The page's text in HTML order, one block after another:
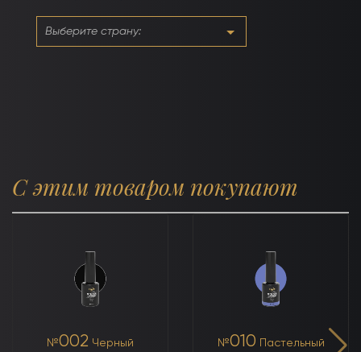
С этим товаром покупают
№002 Черный №010 Пастельный